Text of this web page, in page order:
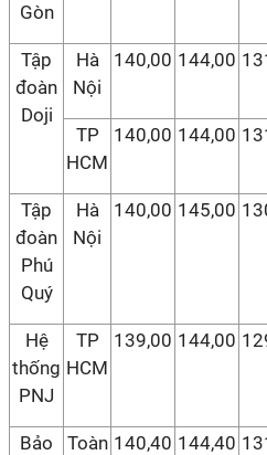
Gòn
Tập
đoàn
Doji
Hà
Nội
140,00 144,00
TP
HCM
140,00 144,00
Tập
đoàn
Phú
Quý
Hà
Nội
140,00 145,00
Hệ
thống
PNJ
TP
HCM
139,00 144,00
Bảo
Toàn 140,40 144,40